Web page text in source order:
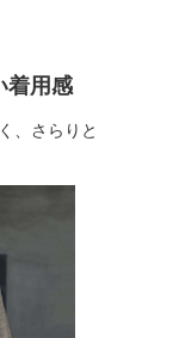
着用感
、さらりと